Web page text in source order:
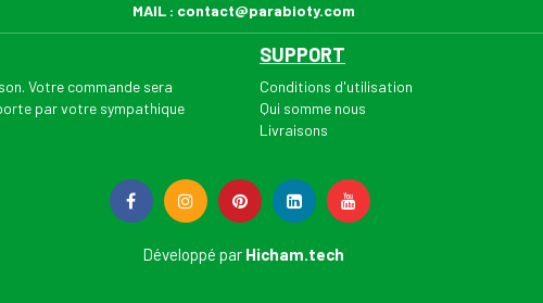
MAIL : contact@parabioty.com
Votre commande sera
par votre sympathique
SUPPORT
Conditions d'utilisation
Qui somme nous
Livraisons
Développé par Hicham.tech